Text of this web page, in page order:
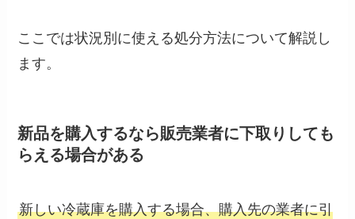
ここでは状況別に使える処分方法について解説し
ます。
新品を購入するなら販売業者に下取りしても
らえる場合がある
新しい冷蔵庫を購入する場合、購入先の業者に引